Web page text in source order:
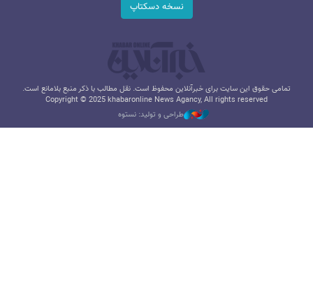
نسخه دسکتاپ
تمامی حقوق این سایت برای خبرآنلاین محفوظ است. نقل مطالب با ذکر منبع بلامانع است.
Copyright © 2025 khabaronline News Agancy, All rights reserved
طراحی و تولید: نستوه